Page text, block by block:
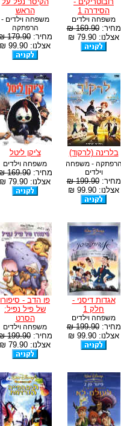
הסידרה 1
משפחה וילדים
מחיר:169.90 ₪
אצלנו: 79.90 ₪
הראש
משפחה וילדים -
הרפתקה
מחיר:179.90 ₪
אצלנו: 99.90 ₪
בלרינה (לרקוד)
- משפחה
וילדים
מחיר:199.90 ₪
אצלנו: 99.90 ₪
צ'יקן ליטל
משפחה וילדים
מחיר:169.90 ₪
אצלנו: 79.90 ₪
אגדות דיסני -
חלק 1
משפחה וילדים
מחיר:199.90 ₪
אצלנו: 99.90 ₪
פו הדב - סיפורו
של פיל נפיל:
הסרט
משפחה וילדים
מחיר:199.90 ₪
אצלנו: 79.90 ₪